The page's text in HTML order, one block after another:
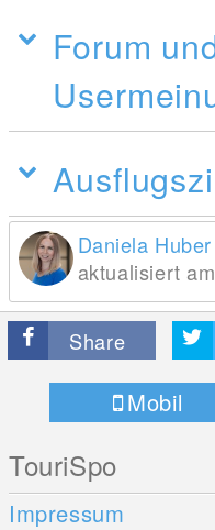
Forum
Daniela Huber
aktualisiert
Share
Mobil
TouriSpo
Impressum